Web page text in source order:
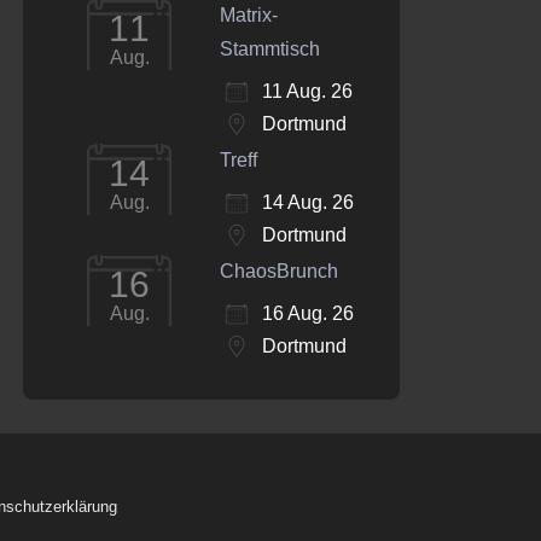
11
Aug.
Matrix-
Stammtisch
11 Aug. 26
Dortmund
14
Aug.
Treff
14 Aug. 26
Dortmund
16
Aug.
ChaosBrunch
16 Aug. 26
Dortmund